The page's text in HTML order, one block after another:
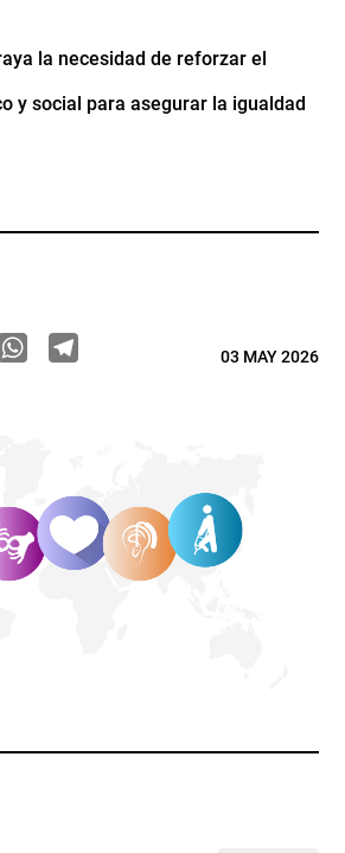
la necesidad de reforzar el
y social para asegurar la igualdad
WhatsApp
Telegram03 MAY 2026